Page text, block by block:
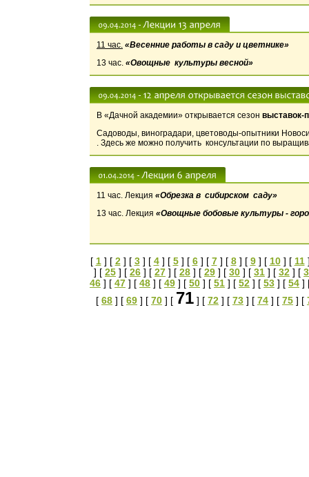
11 час. «Весенние работы в саду и цветнике»
13 час. «Овощные культуры весной»
В «Дачной академии» открывается сезон выставок-
Садоводы, виноградари, цветоводы-опытники
. Здесь же можно получить консультации по
11 час. Лекция «Обрезка в сибирском саду»
13 час. Лекция «Овощные бобовые культуры -
[ 1] [ 2] [ 3] [ 4] [ 5] [ 6] [ 7] [ 8] [ 9] [ 10] [ 11
] [ 25 ] [ 26 ] [ 27 ] [ 28 ] [ 29 ] [ 30 ] [ 31 ] [ 32 ] [
46 ] [ 47 ] [ 48 ] [ 49 ] [ 50 ] [ 51 ] [ 52 ] [ 53 ] [ 54 ]
[ 68 ] [ 69 ] [ 70 ] [ 71 ] [ 72 ] [ 73 ] [ 74 ] [ 75 ] [